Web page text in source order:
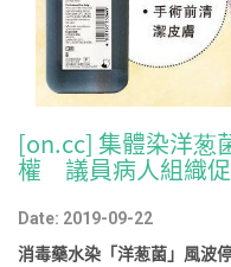
[on.cc] 集體染洋葱
權 議員病人組織
Date: 2019-09-22
消毒藥水染「洋葱菌」風波